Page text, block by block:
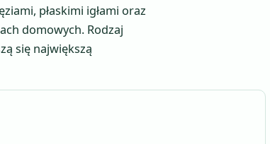
płaskimi igłami oraz
domowych. Rodzaj
się największą